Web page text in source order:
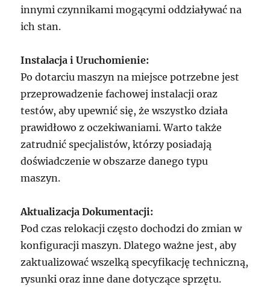
innymi czynnikami mogącymi oddziaływać na
ich stan.
Instalacja i Uruchomienie:
Po dotarciu maszyn na miejsce potrzebne jest
przeprowadzenie fachowej instalacji oraz
testów, aby upewnić się, że wszystko działa
prawidłowo z oczekiwaniami. Warto także
zatrudnić specjalistów, którzy posiadają
doświadczenie w obszarze danego typu
maszyn.
Aktualizacja Dokumentacji:
Pod czas relokacji często dochodzi do zmian w
konfiguracji maszyn. Dlatego ważne jest, aby
zaktualizować wszelką specyfikację techniczną,
rysunki oraz inne dane dotyczące sprzętu.